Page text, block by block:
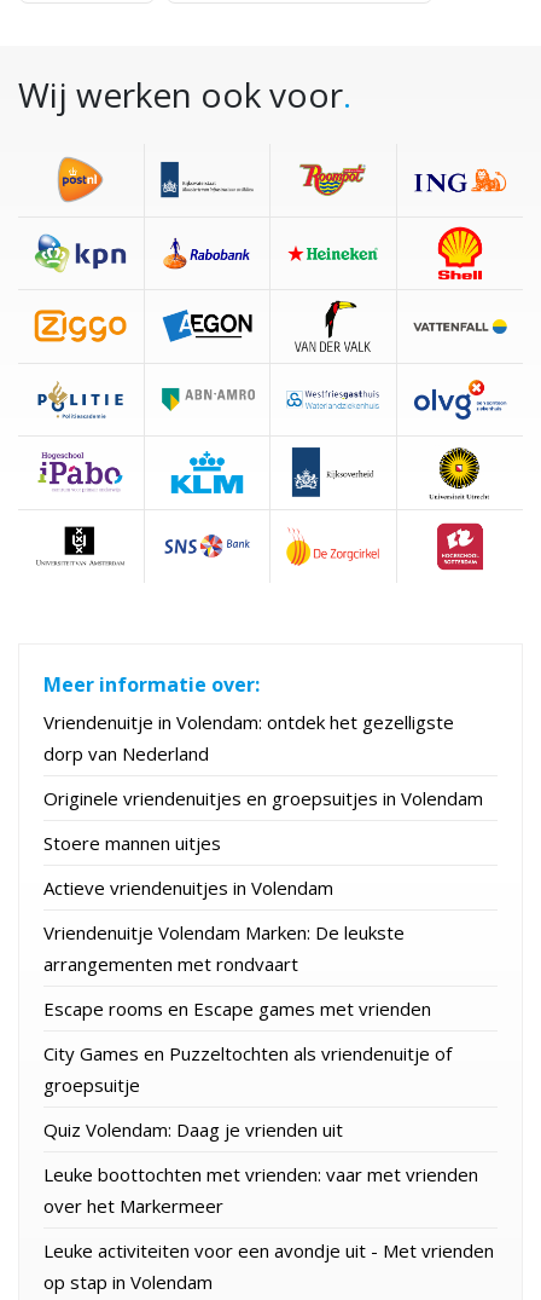
Wij werken ook voor.
Meer informatie over:
Vriendenuitje in Volendam: ontdek het gezelligste
dorp van Nederland
Originele vriendenuitjes en groepsuitjes in Volendam
Stoere mannen uitjes
Actieve vriendenuitjes in Volendam
Vriendenuitje Volendam Marken: De leukste
arrangementen met rondvaart
Escape rooms en Escape games met vrienden
City Games en Puzzeltochten als vriendenuitje of
groepsuitje
Quiz Volendam: Daag je vrienden uit
Leuke boottochten met vrienden: vaar met vrienden
over het Markermeer
Leuke activiteiten voor een avondje uit - Met vrienden
op stap in Volendam